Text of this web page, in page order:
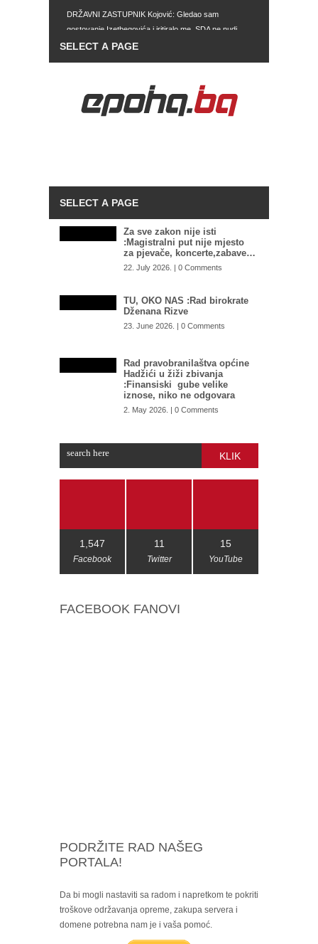
DRŽAVNI ZASTUPNIK Kojović: Gledao sam
gostovanje Izetbegovića i iritiralo me, SDA ne nudi
drugačiji model djelovanja
Sarajevu: SIPA postala kao ikebana, služi za
hapšenje migranata, umjesto velikih mafijaša
TOTALNI DEBAKL SAUDIJSKE ARABIJE: Ovako
Za sve zakon nije isti
:Magistralni put nije mjesto
za pjevače, koncerte,zabave…
22. July 2026. | 0 Comments
TU, OKO NAS :Rad birokrate
Dženana Rizve
23. June 2026. | 0 Comments
Rad pravobranilaštva općine
Hadžići u žiži zbivanja
:Finansiski gube velike
iznose, niko ne odgovara
2. May 2026. | 0 Comments
KLIK
1,547
Facebook
11
Twitter
15
YouTube
FACEBOOK FANOVI
PODRŽITE RAD NAŠEG
PORTALA!
Da bi mogli nastaviti sa radom i napretkom te pokriti
troškove održavanja opreme, zakupa servera i
domene potrebna nam je i vaša pomoć.